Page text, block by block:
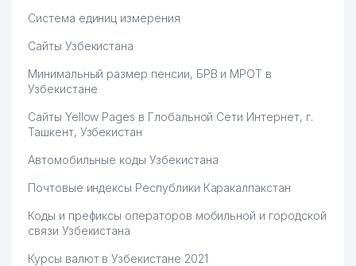
Система единиц измерения
Сайты Узбекистана
Минимальный размер пенсии, БРВ и МРОТ в
Узбекистане
Сайты Yellow Pages в Глобальной Сети Интернет, г.
Ташкент, Узбекистан
Автомобильные коды Узбекистана
Почтовые индексы Республики Каракалпакстан
Коды и префиксы операторов мобильной и городской
связи Узбекистана
Курсы валют в Узбекистане 2021